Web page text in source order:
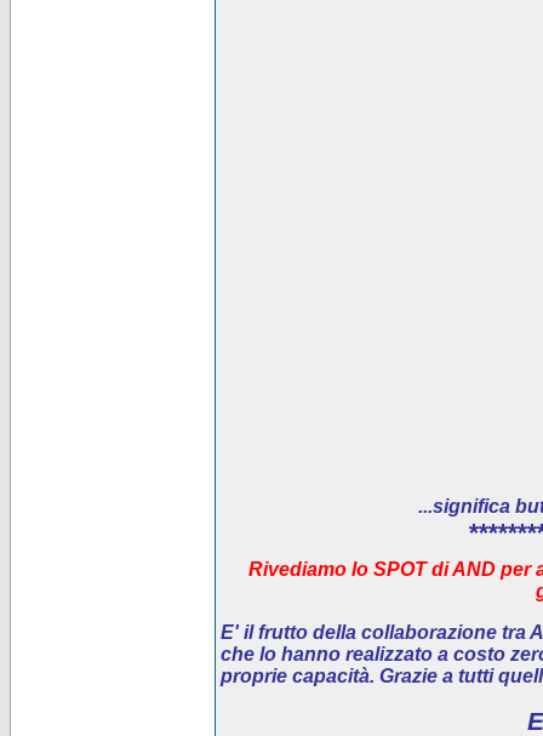
...significa
Rivediamo lo SPOT di AND
E' ilfrutto della collaborazione tra
che lo hanno realizzato a costo
proprie capacità. Grazie a tutti